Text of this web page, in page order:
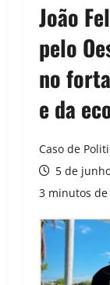
João
pelo
no
e da
Caso de
5 de
3 minutos